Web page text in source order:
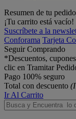
Resumen de tu pedido
¡Tu carrito está vacío!
Suscríbete a la
Conforama Tarjeta
Seguir Comprando
*Descuentos,
clic en Tramitar
Pago 100% seguro
Total con descuento
Ir Al Carrito